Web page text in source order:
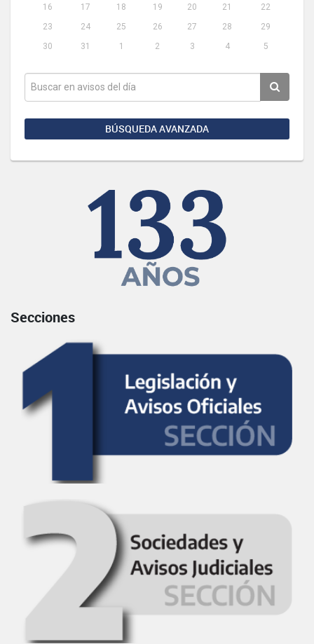
16
17 18 19 20 21
22
23
24 25 26 27 28
29
30
31 1 2 3 4 5
BÚSQUEDA AVANZADA
Secciones